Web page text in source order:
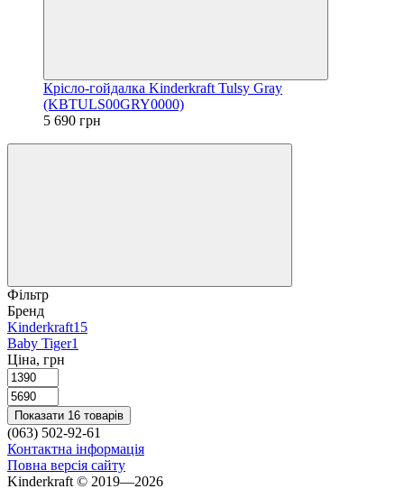
Крісло-гойдалка Kinderkraft Tulsy Gray
(KBTULS00GRY0000)
5 690 грн
Фільтр
Бренд
Kinderkraft15
Baby Tiger1
Ціна, грн
Показати 16 товарів
(063) 502-92-61
Контактна інформація
Повна версія сайту
Kinderkraft © 2019—2026